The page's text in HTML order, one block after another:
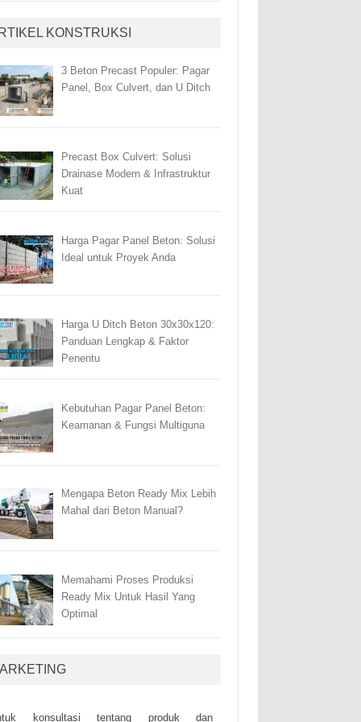
KONSTRUKSI
3 Beton Precast Populer: Pagar
Panel, Box Culvert, dan U Ditch
Precast Box Culvert: Solusi
Drainase Modern & Infrastruktur
Kuat
Harga Pagar Panel Beton: Solusi
Ideal untuk Proyek Anda
Harga U Ditch Beton 30x30x120:
Panduan Lengkap & Faktor
Penentu
Kebutuhan Pagar Panel Beton:
Keamanan & Fungsi Multiguna
Mengapa Beton Ready Mix Lebih
Mahal dari Beton Manual?
Memahami Proses Produksi
Ready Mix Untuk Hasil Yang
Optimal
kоnsultаsі tеntаng рrоduk dаn